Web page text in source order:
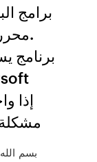
برامج
بسم